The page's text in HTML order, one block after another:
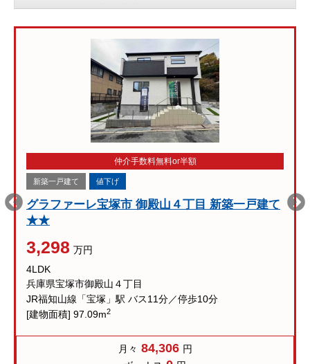
仲介手数料無料or半額
新築一戸建て 値下げ
グラファーレ宝塚市 御殿山４丁目 新築一戸建て
★★
3,298 万円
4LDK
兵庫県宝塚市御殿山４丁目
JR福知山線「宝塚」駅 バス11分／停歩10分
[建物面積] 97.09m2
月々 84,306 円